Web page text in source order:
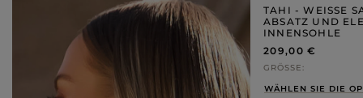
TAHI - WEISSE
BSATZ UND
NNENSOHLE
209,00 €
GRÖSSE
WÄHLEN SIE DIE